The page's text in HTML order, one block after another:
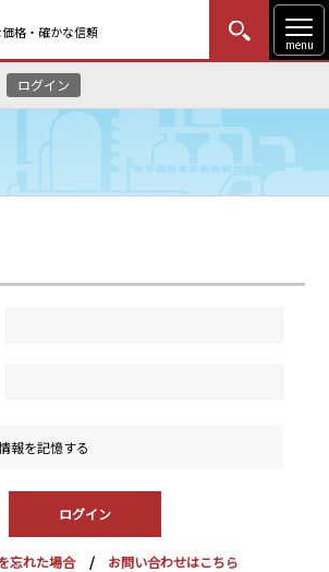
格・確かな信頼
menu
ログイン
はじめての方
English Website
報を記憶する
忘れた場合
お問い合わせはこちら